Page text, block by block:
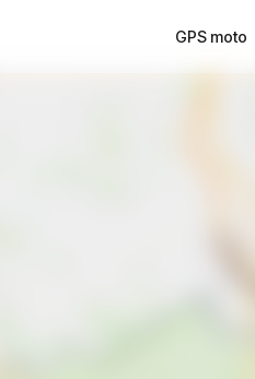
GPS moto